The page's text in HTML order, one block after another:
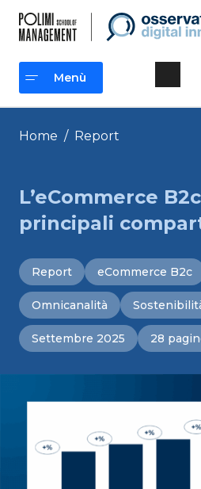
contenuto
Menù
Menù
Home / Report
L’eCommerce
principali
Report eCommerce B2c
Omnicanalità
Settembre 2025 28